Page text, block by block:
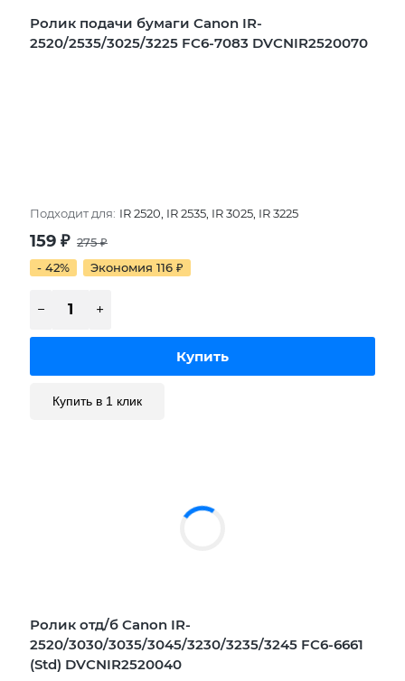
Ролик подачи бумаги Canon IR-
2520/2535/3025/3225 FC6-7083 DVCNIR2520070
Подходит для: IR 2520, IR 2535, IR 3025, IR 3225
159 ₽ 275₽
- 42%
Экономия 116 ₽
Купить в 1 клик
Ролик отд/б Canon IR-
2520/3030/3035/3045/3230/3235/3245 FC6-6661
(Std) DVCNIR2520040